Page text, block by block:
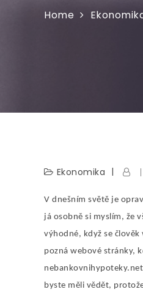
Home
Ekonomika
V dnešním světě je
já osobně si myslím, že
výhodné, když se
pozná webové stránky,
byste měli vědět,